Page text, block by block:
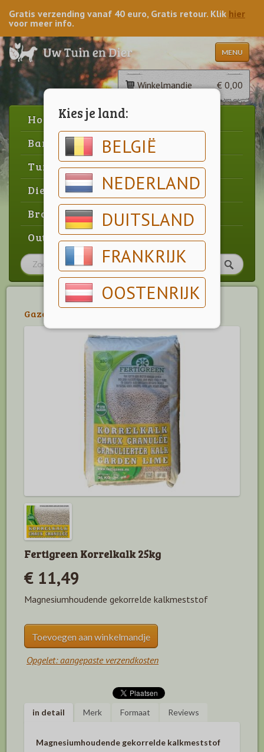
Kies je land:
BELGIË
NEDERLAND
DUITSLAND
FRANKRIJK
OOSTENRIJK
Gratis verzending vanaf 40 euro, Gratis retour. Klik hier
voor meer info.
MENU
Winkelmandje € 0,00
Home
Barbecue
Tuin
Dier
Brood & gebak
Outlet
Gazonmeststoffen
Fertigreen Korrelkalk 25kg
€ 11,49
Magnesiumhoudende gekorrelde kalkmeststof
Toevoegen aan winkelmandje
Opgelet: aangepaste verzendkosten
in detail Merk Formaat Reviews
Magnesiumhoudende gekorrelde kalkmeststof